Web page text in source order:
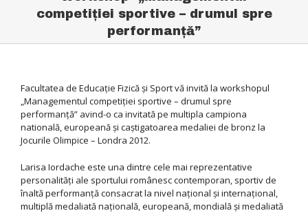
competiției sportive – drumul spre
performanță”
Facultatea de Educație Fizică și Sport vă invită la workshopul
„Managementul competiției sportive – drumul spre
performanță” avind-o ca invitată pe multipla campiona
natională, europeană și caștigatoarea medaliei de bronz la
Jocurile Olimpice – Londra 2012.
Larisa Iordache este una dintre cele mai reprezentative
personalități ale sportului românesc contemporan, sportiv de
înaltă performanță consacrat la nivel național și internațional,
multiplă medaliată națională, europeană, mondială și medaliată